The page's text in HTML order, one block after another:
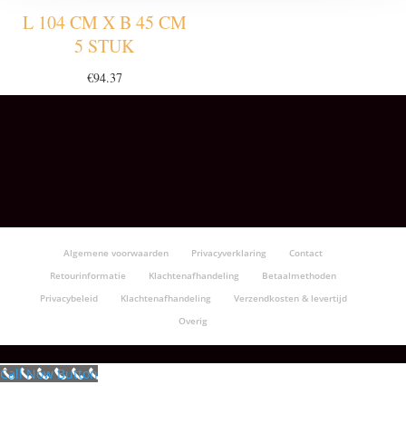
L 104 CM X B 45 CM
5 STUK
€94.37
Algemene voorwaarden Privacyverklaring
Contact
Retourinformatie
Klachtenafhandeling
Betaalmethoden
Privacybeleid
Klachtenafhandeling
Verzendkosten & levertijd
Overig
Call Now Button